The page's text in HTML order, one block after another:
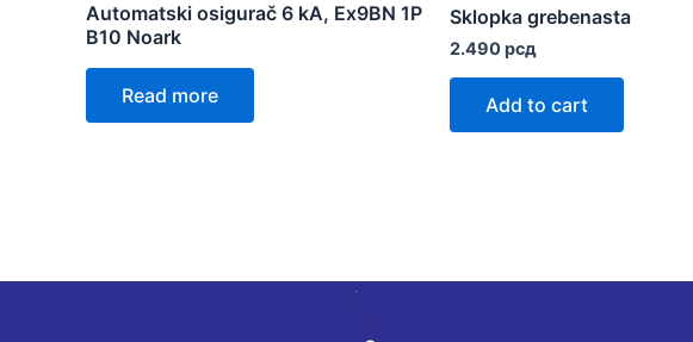
Automatski osigurač 6 kA, Ex9BN 1P
B10 Noark
Read more
Sklopka grebenasta
2.490рсд
Add to cart